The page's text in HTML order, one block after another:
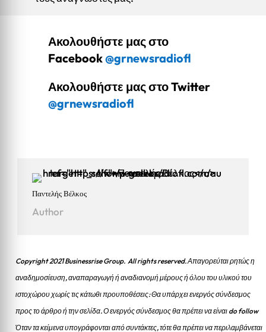
Ακολουθήστε μας στο
Facebook@grnewsradiofl
Ακολουθήστε μας στο Twitter
@grnewsradiofl
Παντελής Βέλκος
Author
Copyright 2021 Businessrise Group. All rights reserved. Απαγορεύται ρητώς η
αναδημοσίευση, αναπαραγωγή ή αναδιανομή μέρους ή όλου του υλικού του
ιστοχώρου χωρίς τις κάτωθι προυποθέσεις: Θα υπάρχει ενεργός σύνδεσμος
προς το άρθρο ή την σελίδα.Ο ενεργός σύνδεσμος θα πρέπει να είναι do follow
Όταν τα κείμενα υπογράφονται από συντάκτες, τότε θα πρέπει να περιλαμβάνεται